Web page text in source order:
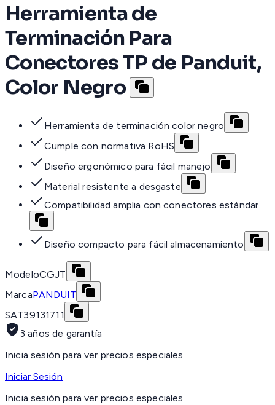
Herramienta de
Terminación Para
Conectores TP de Panduit,
Color Negro
Herramienta de terminación color negro
Cumple con normativa RoHS
Diseño ergonómico para fácil manejo
Material resistente a desgaste
Compatibilidad amplia con conectores estándar
Diseño compacto para fácil almacenamiento
ModeloCGJT
MarcaPANDUIT
SAT39131711
3 años de garantía
Inicia sesión para ver precios especiales
Iniciar Sesión
Inicia sesión para ver precios especiales